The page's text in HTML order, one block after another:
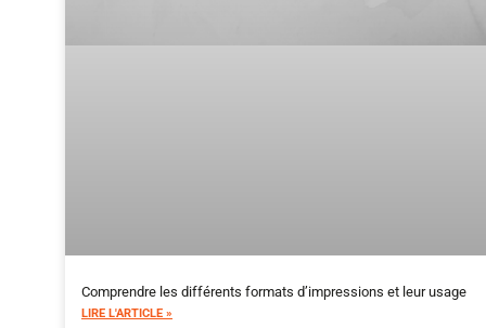
Comprendre les différents formats d’impressions et leur usage
LIRE L'ARTICLE »